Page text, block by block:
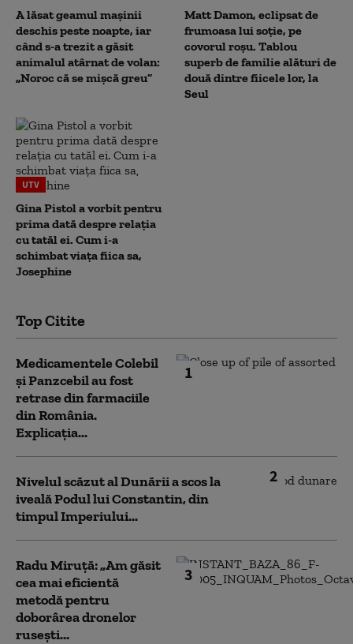
A lăsat geamul mașinii
deschis peste noapte, iar
când s-a trezit a găsit
animalul atârnat de volan:
„Noroc că se mișcă greu”
Matt Damon, eclipsat de
frumoasa lui soție, pe
covorul roșu. Tablou
superb de familie alături de
două dintre fiicele lor, la
Seul
UTV
Gina Pistol a vorbit pentru
prima dată despre relația
cu tatăl ei. Cum i-a
schimbat viața fiica sa,
Josephine
Top Citite
1
Medicamentele Colebil
și Panzcebil au fost
retrase din farmaciile
din România.
Explicația...
2
Nivelul scăzut al Dunării a scos la
iveală Podul lui Constantin, din
timpul Imperiului...
3
Radu Miruță: „Am găsit
cea mai eficientă
metodă pentru
doborârea dronelor
rusești...